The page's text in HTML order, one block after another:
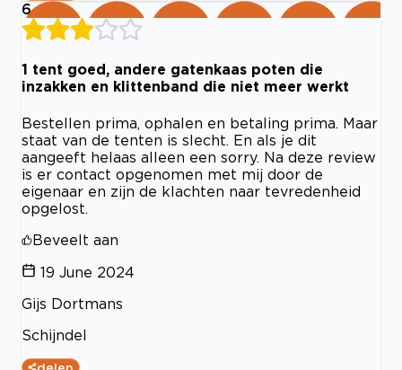
6
1 tent goed, andere gatenkaas poten die
inzakken en klittenband die niet meer werkt
Bestellen prima, ophalen en betaling prima. Maar
staat van de tenten is slecht. En als je dit
aangeeft helaas alleen een sorry. Na deze review
is er contact opgenomen met mij door de
eigenaar en zijn de klachten naar tevredenheid
opgelost.
Beveelt aan
19 June 2024
Gijs Dortmans
Schijndel
delen